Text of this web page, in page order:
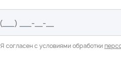
Я согласен с условиями обработки